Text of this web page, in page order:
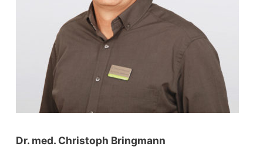
Dr. med. Christoph Bringmann